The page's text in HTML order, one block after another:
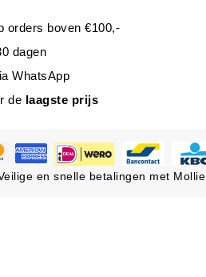
orders boven €100,-
dagen
WhatsApp
de laagste prijs
en snelle betalingen met Mollie